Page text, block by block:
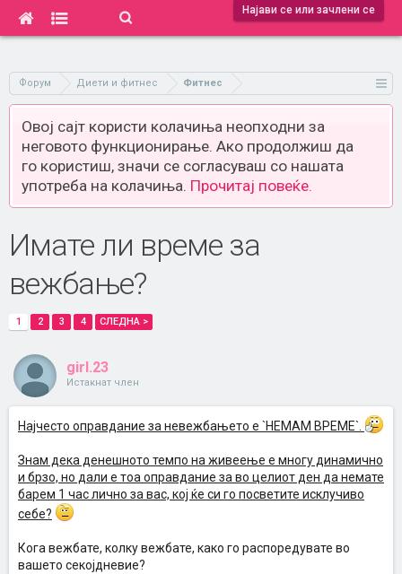
Најави се или зачлени се
Форум Диети и фитнес Фитнес
Овој сајт користи колачиња неопходни за
неговото функционирање. Ако продолжиш да
го користиш, значи се согласуваш со нашата
употреба на колачиња. Прочитај повеќе.
Имате ли време за
вежбање?
1 2 3 4 СЛЕДНА >
girl.23
Истакнат член
Најчесто оправдание за невежбањето е `НЕМАМ ВРЕМЕ`.
Знам дека денешното темпо на живеење е многу динамично
и брзо, но дали е тоа оправдание за во целиот ден да немате
барем 1 час лично за вас, кој ќе си го посветите исклучиво
себе?
Кога вежбате, колку вежбате, како го распоредувате во
вашето секојдневие?